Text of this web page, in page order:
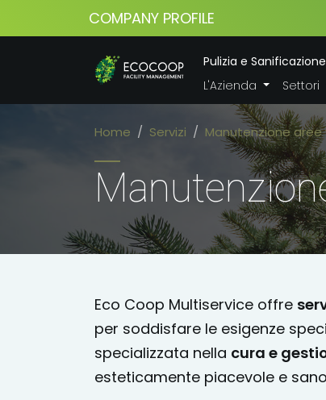
COMPANY PROFILE
Pulizia e Sanificazione
L'Azienda
Settori
Home Servizi Manutenzione aree
Eco Coop Multiservice offre
per soddisfare le esigenze
specializzata nella cura e
esteticamente piacevole e